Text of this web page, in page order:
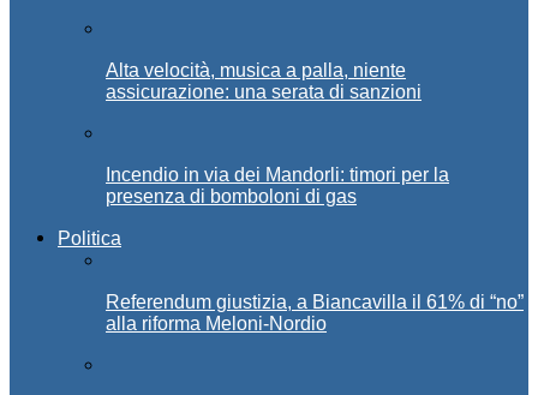
Alta velocità, musica a palla, niente
assicurazione: una serata di sanzioni
Incendio in via dei Mandorli: timori per la
presenza di bomboloni di gas
Politica
Referendum giustizia, a Biancavilla il 61% di “no”
alla riforma Meloni-Nordio